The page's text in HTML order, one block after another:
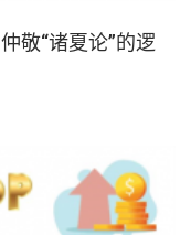
敬“诸夏论”的逻